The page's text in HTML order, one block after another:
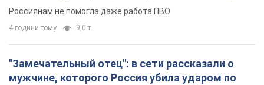
Россиянам не помогла даже работа ПВО
4 години тому 9,0 т.
"Замечательный отец": в сети рассказали о
мужчине, которого Россия убила ударом по